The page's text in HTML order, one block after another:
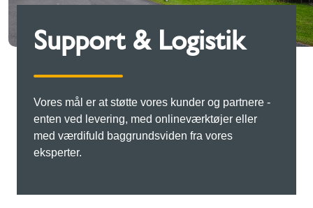
Support & Logistik
Vores mål er at støtte vores kunder og partnere -
enten ved levering, med onlineværktøjer eller
med værdifuld baggrundsviden fra vores
eksperter.